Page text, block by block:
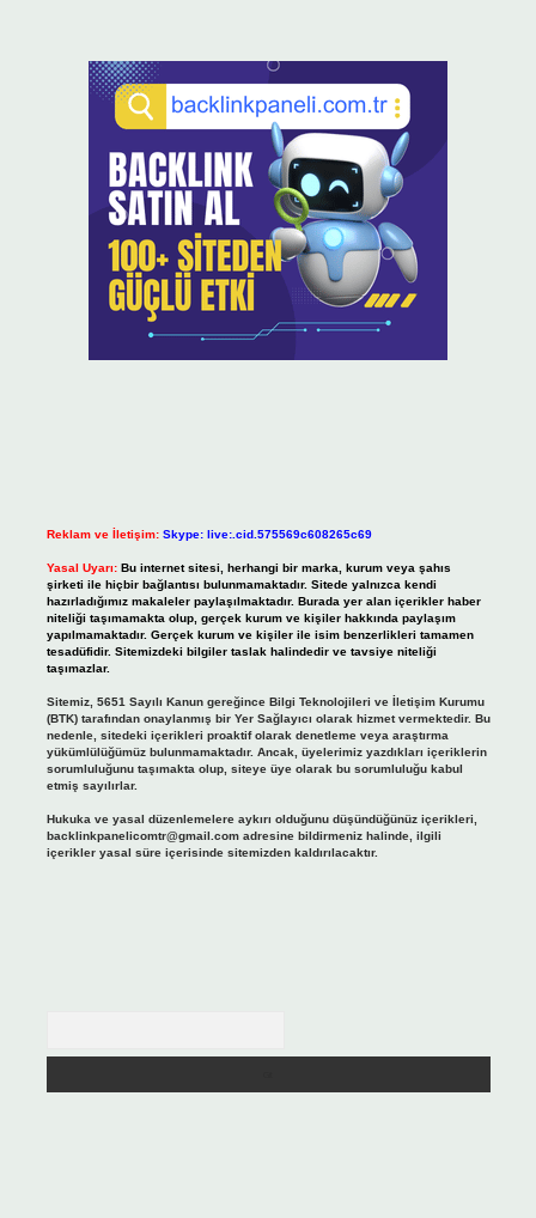
Reklam ve İletişim: Skype: live:.cid.575569c608265c69
Yasal Uyarı: Bu internet sitesi, herhangi bir marka, kurum veya şahıs
şirketi ile hiçbir bağlantısı bulunmamaktadır. Sitede yalnızca kendi
hazırladığımız makaleler paylaşılmaktadır. Burada yer alan içerikler haber
niteliği taşımamakta olup, gerçek kurum ve kişiler hakkında paylaşım
yapılmamaktadır. Gerçek kurum ve kişiler ile isim benzerlikleri tamamen
tesadüfidir. Sitemizdeki bilgiler taslak halindedir ve tavsiye niteliği
taşımazlar.
Sitemiz, 5651 Sayılı Kanun gereğince Bilgi Teknolojileri ve İletişim Kurumu
(BTK) tarafından onaylanmış bir Yer Sağlayıcı olarak hizmet vermektedir. Bu
nedenle, sitedeki içerikleri proaktif olarak denetleme veya araştırma
yükümlülüğümüz bulunmamaktadır. Ancak, üyelerimiz yazdıkları içeriklerin
sorumluluğunu taşımakta olup, siteye üye olarak bu sorumluluğu kabul
etmiş sayılırlar.
Hukuka ve yasal düzenlemelere aykırı olduğunu düşündüğünüz içerikleri,
backlinkpanelicomtr@gmail.comadresine bildirmeniz halinde, ilgili
içerikler yasal süre içerisinde sitemizden kaldırılacaktır.